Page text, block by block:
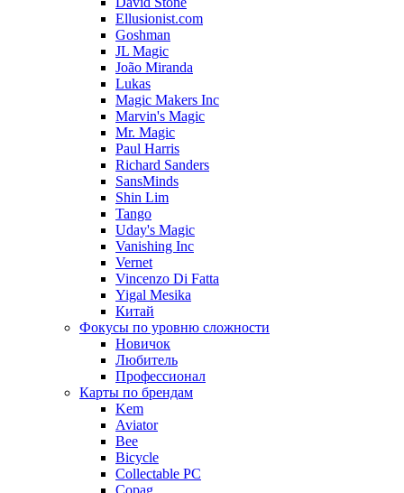
Ellusionist.com
Goshman
JL Magic
João Miranda
Lukas
Magic Makers Inc
Marvin's Magic
Mr. Magic
Paul Harris
Richard Sanders
SansMinds
Shin Lim
Tango
Uday's Magic
Vanishing Inc
Vernet
Vincenzo Di Fatta
Yigal Mesika
Китай
Фокусы по уровню сложности
Новичок
Любитель
Профессионал
Карты по брендам
Kem
Aviator
Bee
Bicycle
Collectable PC
Copag